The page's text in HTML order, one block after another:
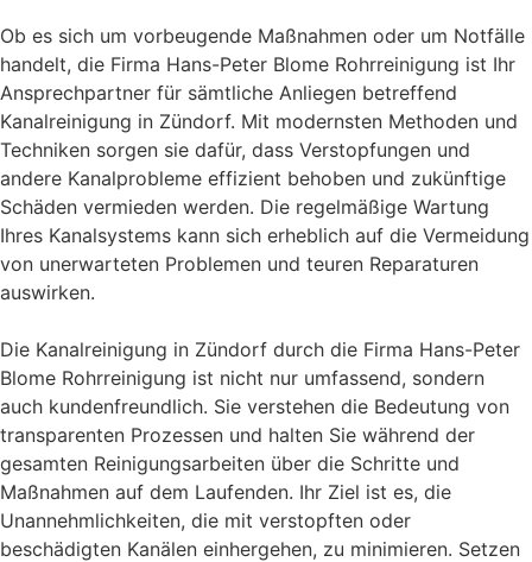
Ob es sich um vorbeugende Maßnahmen oder um Notfälle
handelt, die Firma Hans-Peter Blome Rohrreinigung ist Ihr
Ansprechpartner für sämtliche Anliegen betreffend
Kanalreinigung in Zündorf. Mit modernsten Methoden und
Techniken sorgen sie dafür, dass Verstopfungen und
andere Kanalprobleme effizient behoben und zukünftige
Schäden vermieden werden. Die regelmäßige Wartung
Ihres Kanalsystems kann sich erheblich auf die Vermeidung
von unerwarteten Problemen und teuren Reparaturen
auswirken.
Die Kanalreinigung in Zündorf durch die Firma Hans-Peter
Blome Rohrreinigung ist nicht nur umfassend, sondern
auch kundenfreundlich. Sie verstehen die Bedeutung von
transparenten Prozessen und halten Sie während der
gesamten Reinigungsarbeiten über die Schritte und
Maßnahmen auf dem Laufenden. Ihr Ziel ist es, die
Unannehmlichkeiten, die mit verstopften oder
beschädigten Kanälen einhergehen, zu minimieren. Setzen